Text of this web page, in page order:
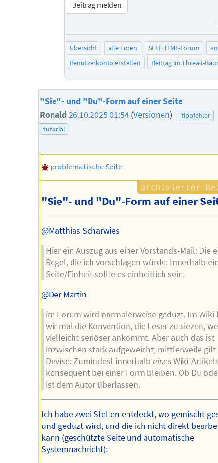
Beitrag melden
Übersicht alle Foren SELFHTML-Forum
Benutzerkonto erstellen
Beitrag im Thread-
"Sie"- und "Du"-Form auf einer Seite
Ronald 26.10.2025 01:54 (Versionen)
tippfehler
tutorial
problematische Seite
"Sie"- und "Du"-Form auf einer
@Matthias Scharwies
Hier ein Auszug aus einer Vorstands-Mail: Die
Regel, die ich vorschlagen würde: Innerhalb
Seite/Einheit sollte es einheitlich sein.
@Der Martin
im Forum wird normalerweise geduzt. Im Wiki
wir mal die Konvention, die Leser zu siezen,
vielleicht seriöser ankommt. Aber auch das ist
inzwischen stark aufgeweicht; mittlerweile gilt
Devise: Zumindest innerhalbeinesWiki-
konsequent bei einer Form bleiben. Ob Du
ist dem Autor überlassen.
Ich habe zwei Stellen entdeckt, wo gemischt
und geduzt wird, und die ich nicht direkt
kann (geschützte Seite und automatische
Systemnachricht):